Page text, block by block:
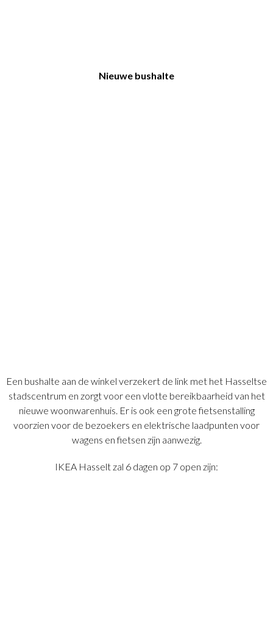
Nieuwe bushalte
Een bushalte aan de winkel verzekert de link met het Hasseltse
stadscentrum en zorgt voor een vlotte bereikbaarheid van het
nieuwe woonwarenhuis. Er is ook een grote fietsenstalling
voorzien voor de bezoekers en elektrische laadpunten voor
wagens en fietsen zijn aanwezig.
IKEA Hasselt zal 6 dagen op 7 open zijn: